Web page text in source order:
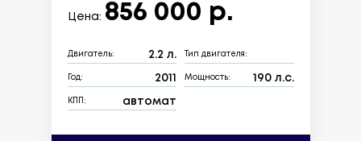
Цена: 856 000 р.
Двигатель: 2.2 л. Тип двигателя:
Год: 2011 Мощность: 190 л.с.
КПП: автомат